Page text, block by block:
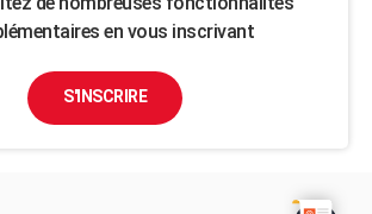
en vous inscrivant
S'INSCRIRE